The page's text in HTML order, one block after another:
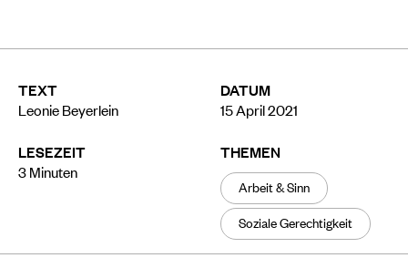
TEXT
Leonie Beyerlein
LESEZEIT
3Minuten
DATUM
15 April 2021
THEMEN
Arbeit & Sinn
Soziale Gerechtigkeit